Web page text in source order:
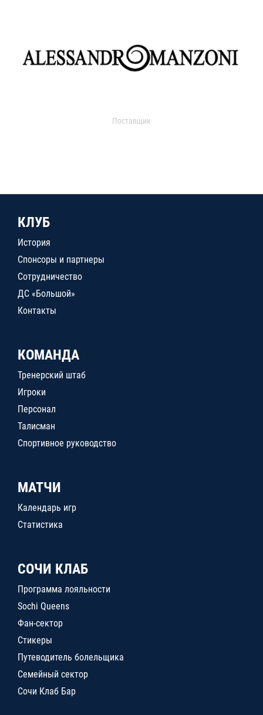
Поставщик
КЛУБ
История
Спонсоры и партнеры
Сотрудничество
ДС «Большой»
Контакты
КОМАНДА
Тренерский штаб
Игроки
Персонал
Талисман
Спортивное руководство
МАТЧИ
Календарь игр
Статистика
СОЧИ КЛАБ
Программа лояльности
Sochi Queens
Фан-сектор
Стикеры
Путеводитель болельщика
Семейный сектор
Сочи Клаб Бар